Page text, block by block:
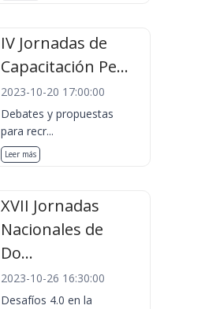
IV Jornadas de
Capacitación Pe...
2023-10-20 17:00:00
Debates y propuestas
para recr...
Leer más
XVII Jornadas
Nacionales de
Do...
2023-10-26 16:30:00
Desafíos 4.0 en la